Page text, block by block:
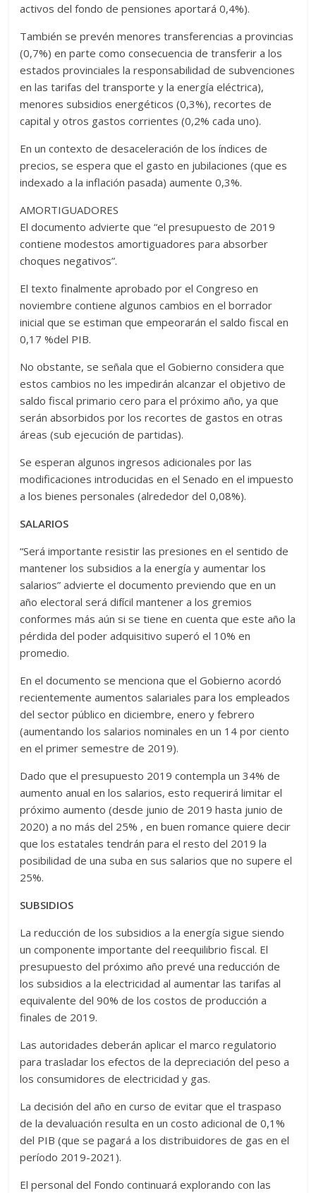
activos del fondo de pensiones aportará 0,4%).
También se prevén menores transferencias a provincias
(0,7%) en parte como consecuencia de transferir a los
estados provinciales la responsabilidad de subvenciones
en las tarifas del transporte y la energía eléctrica),
menores subsidios energéticos (0,3%), recortes de
capital y otros gastos corrientes (0,2% cada uno).
En un contexto de desaceleración de los índices de
precios, se espera que el gasto en jubilaciones (que es
indexado a la inflación pasada) aumente 0,3%.
AMORTIGUADORES
El documento advierte que “el presupuesto de 2019
contiene modestos amortiguadores para absorber
choques negativos”.
El texto finalmente aprobado por el Congreso en
noviembre contiene algunos cambios en el borrador
inicial que se estiman que empeorarán el saldo fiscal en
0,17 %del PIB.
No obstante, se señala que el Gobierno considera que
estos cambios no les impedirán alcanzar el objetivo de
saldo fiscal primario cero para el próximo año, ya que
serán absorbidos por los recortes de gastos en otras
áreas (sub ejecución de partidas).
Se esperan algunos ingresos adicionales por las
modificaciones introducidas en el Senado en el impuesto
a los bienes personales (alrededor del 0,08%).
SALARIOS
“Será importante resistir las presiones en el sentido de
mantener los subsidios a la energía y aumentar los
salarios” advierte el documento previendo que en un
año electoral será difícil mantener a los gremios
conformes más aún si se tiene en cuenta que este año la
pérdida del poder adquisitivo superó el 10% en
promedio.
En el documento se menciona que el Gobierno acordó
recientemente aumentos salariales para los empleados
del sector público en diciembre, enero y febrero
(aumentando los salarios nominales en un 14 por ciento
en el primer semestre de 2019).
Dado que el presupuesto 2019 contempla un 34% de
aumento anual en los salarios, esto requerirá limitar el
próximo aumento (desde junio de 2019 hasta junio de
2020) a no más del 25% , en buen romance quiere decir
que los estatales tendrán para el resto del 2019 la
posibilidad de una suba en sus salarios que no supere el
25%.
SUBSIDIOS
La reducción de los subsidios a la energía sigue siendo
un componente importante del reequilibrio fiscal. El
presupuesto del próximo año prevé una reducción de
los subsidios a la electricidad al aumentar las tarifas al
equivalente del 90% de los costos de producción a
finales de 2019.
Las autoridades deberán aplicar el marco regulatorio
para trasladar los efectos de la depreciación del peso a
los consumidores de electricidad y gas.
La decisión del año en curso de evitar que el traspaso
de la devaluación resulta en un costo adicional de 0,1%
del PIB (que se pagará a los distribuidores de gas en el
período 2019-2021).
El personal del Fondo continuará explorando con las